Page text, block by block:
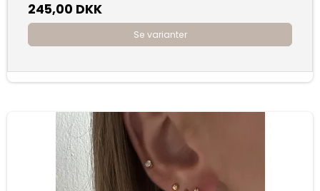
245,00 DKK
Se varianter